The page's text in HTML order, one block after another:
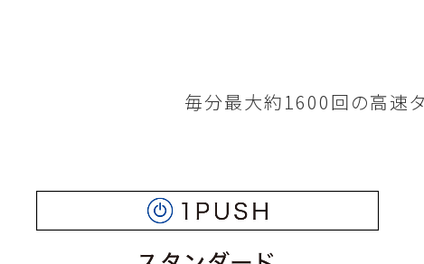
毎分最大約1600回の高速タ